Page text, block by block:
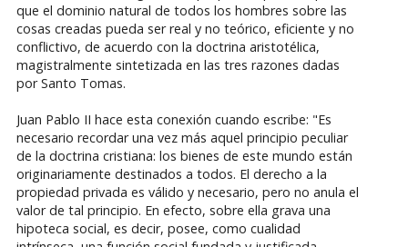
que el dominio natural de todos los hombres sobre las
cosas creadas pueda ser real y no teórico, eficiente y no
conflictivo, de acuerdo con la doctrina aristotélica,
magistralmente sintetizada en las tres razones dadas
por Santo Tomas.
Juan Pablo II hace esta conexión cuando escribe: "Es
necesario recordar una vez más aquel principio peculiar
de la doctrina cristiana: los bienes de este mundo están
originariamente destinados a todos. El derecho a la
propiedad privada es válido y necesario, pero no anula el
valor de tal principio. En efecto, sobre ella grava una
hipoteca social, es decir, posee, como cualidad